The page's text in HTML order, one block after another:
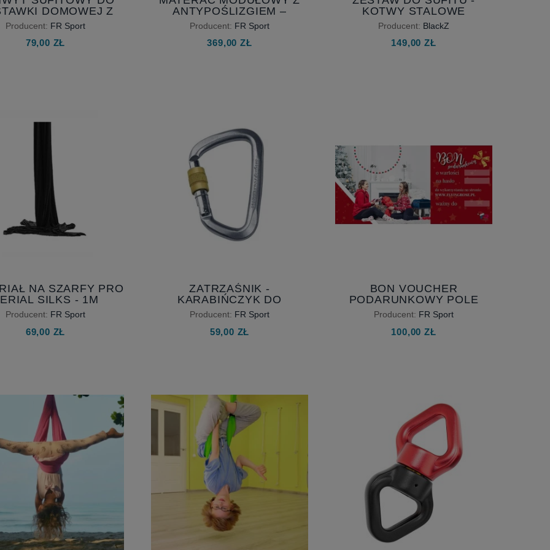
DOMOWEJ Z
ŁOŻYSKIEM
Producent: FR Sport
79,00 ZŁ
ANTYPOŚLIZGIEM –
BEZPIECZNY TRENING
AERIAL I GIMNASTYKI
Producent: FR Sport
369,00 ZŁ
KOTWY STALOWE
Producent: BlackZ
149,00 ZŁ
NA SZARFY PRO
SILKS - 1M
Producent: FR Sport
69,00 ZŁ
ZATRZAŚNIK -
KARABIŃCZYK DO
HAMAKA
Producent: FR Sport
59,00 ZŁ
BON VOUCHER
PODARUNKOWY POLE
DANCE, AERIAL DANCE,
AERIAL HOOP, AERIAL
SILKS
Producent: FR Sport
100,00 ZŁ